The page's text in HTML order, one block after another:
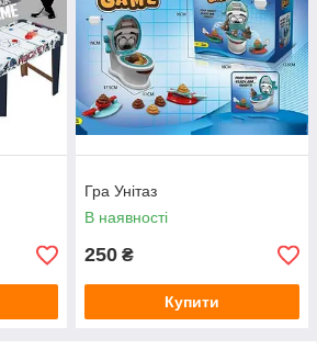
Гра Унітаз
В наявності
250 ₴
Купити